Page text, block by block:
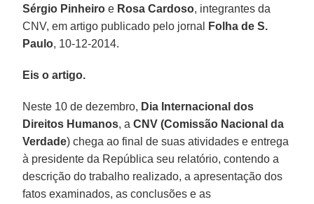
Sérgio Pinheiro e Rosa Cardoso, integrantes da
CNV, em artigo publicado pelo jornal
Folha de S.
Paulo, 10-12-2014.
Eis o artigo.
Neste 10 de dezembro, Dia Internacional dos
Direitos Humanos, aCNV (Comissão Nacional da
Verdade) chega ao final de suas atividades e entrega
à presidente da República seu relatório, contendo a
descrição do trabalho realizado, a apresentação dos
fatos examinados, as conclusões e as